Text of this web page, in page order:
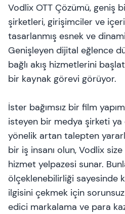
Vodlix OTT Çözümü, geniş
şirketleri, girişimciler ve
tasarlanmış esnek ve
Genişleyen dijital eğlence
bağlı akış hizmetlerini
bir kaynak görevi görüyor.
İster bağımsız bir film
isteyen bir medya şirketi
yönelik artan talepten
bir iş insanı olun, Vodlix
hizmet yelpazesi sunar.
ölçeklenebilirliği sayesinde
ilgisini çekmek için
edici markalama ve para